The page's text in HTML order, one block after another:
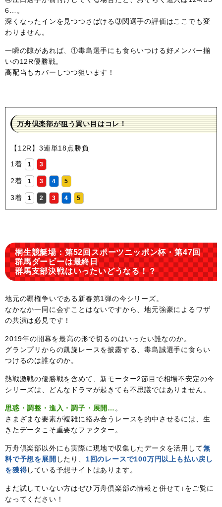
6…。
深くなったインを見つつさばける③関選手の評価はここでも変
わりません。
一瞬の隙があれば、①毒島選手にも食らいつける好メンバー揃
いの12R優勝戦。
高配当もカバーしつつ狙います！
万舟倶楽部が狙う買い目はコレ！
【12R】3連単18点勝負
1着
1 3
2着 1 3 4 5
3着 1 2 3 4 5
桐生競艇場：第52回スポーツニッポン杯・第47回
群馬ダービーは最終日
群馬支部決戦はいったいどうなる！？
地元の覇権争いである新春第1弾の今シリーズ。
なかなか一同に会すことはないですから、地元強豪によるワザ
の共演は必見です！
2019年の開幕を最高の形で切るのはいったい誰なのか。
グランプリからの凱旋レースを披露する、毒島誠選手に食らい
つけるのは誰なのか。
熱戦激戦の優勝戦を含めて、新モーター2節目で相場不安定の今
シリーズは、どんなドラマが起きても不思議ではありません。
思惑・調整・進入・調子・展開… 。
さまざまな要素が複雑に絡み合うレースを的中させるには、生
きたデータこそ重要なファクター。
万舟倶楽部以外にも実際に現地で収集したデータを活用して無
料で予想を展開 したり、 1回のレースで100万円以上も払い戻し
を獲得している予想サイトはあります。
まだ試していない方はぜひ万舟倶楽部の情報と併せて↓をご覧に
なってください！